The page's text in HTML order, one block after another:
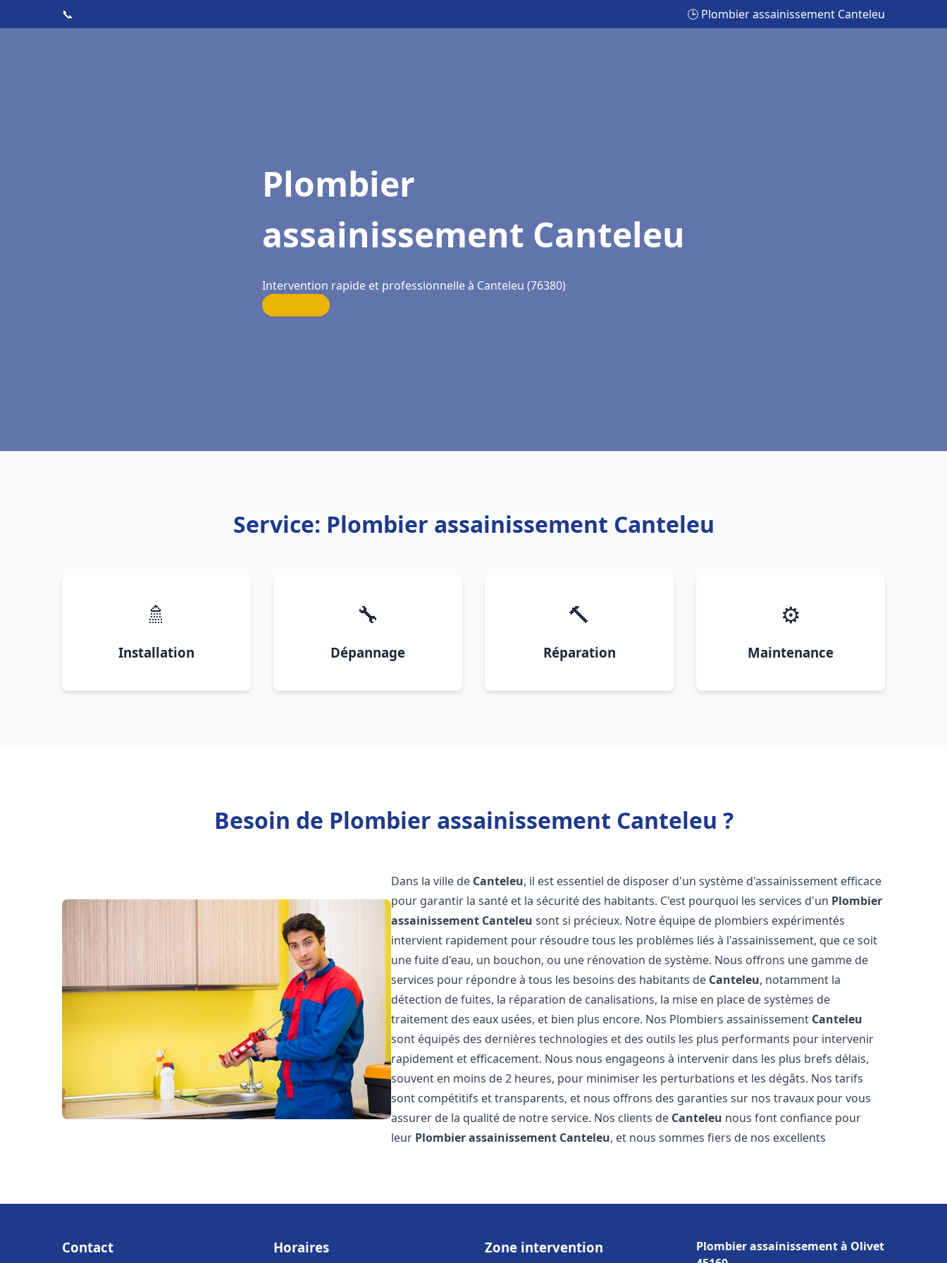
📞 🕒 Plombier assainissement Canteleu
Plombier
assainissement Canteleu
Intervention rapide et professionnelle à Canteleu (76380)
Service: Plombier assainissement Canteleu
🚿
Installation
🔧
Dépannage
🔨
Réparation
⚙️
Maintenance
Besoin de Plombier assainissement Canteleu ?
Dans la ville de Canteleu, il est essentiel de disposer d'un système d'assainissement efficace
pour garantir la santé et la sécurité des habitants. C'est pourquoi les services d'un Plombier
assainissement Canteleu sont si précieux. Notre équipe de plombiers expérimentés
intervient rapidement pour résoudre tous les problèmes liés à l'assainissement, que ce soit
une fuite d'eau, un bouchon, ou une rénovation de système. Nous offrons une gamme de
services pour répondre à tous les besoins des habitants de Canteleu, notamment la
détection de fuites, la réparation de canalisations, la mise en place de systèmes de
traitement des eaux usées, et bien plus encore. Nos Plombiers assainissement Canteleu
sont équipés des dernières technologies et des outils les plus performants pour intervenir
rapidement et efficacement. Nous nous engageons à intervenir dans les plus brefs délais,
souvent en moins de 2 heures, pour minimiser les perturbations et les dégâts. Nos tarifs
sont compétitifs et transparents, et nous offrons des garanties sur nos travaux pour vous
assurer de la qualité de notre service. Nos clients de Canteleu nous font confiance pour
leur Plombier assainissement Canteleu, et nous sommes fiers de nos excellents
Contact Horaires Zone intervention
Plombier assainissement à Olivet